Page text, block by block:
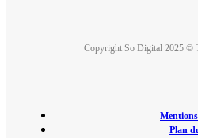
Copyright So Digital 2025 ©
Plan